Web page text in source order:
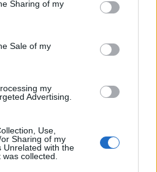
behaviour. You may click to
and its third-party tags to
purposes in below Google
Sharing of my
Sale of my
my
Advertising.
Use,
Sharing of my
Unrelated with the
collected.